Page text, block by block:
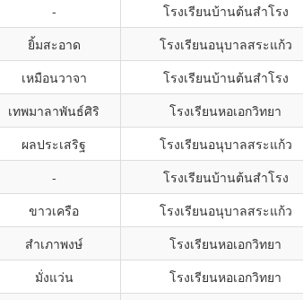
- โรงเรียนบ้านต้นสำโรง
ยิ้มสะอาด โรงเรียนอนุบาลสระแก้ว
เหมือนวาจา โรงเรียนบ้านต้นสำโรง
เทพมาลาพันธ์ศิริ โรงเรียนหอเอกวิทยา
ผลประเสริฐ โรงเรียนอนุบาลสระแก้ว
- โรงเรียนบ้านต้นสำโรง
ขาวเครือ โรงเรียนอนุบาลสระแก้ว
สำเภาพงษ์ โรงเรียนหอเอกวิทยา
มั่งแว่น โรงเรียนหอเอกวิทยา